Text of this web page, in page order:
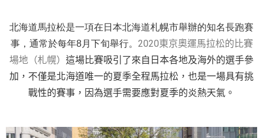
北海道馬拉松是一項在日本北海道札幌市舉辦的知名長跑賽
事，通常於每年8月下旬舉行。 2020東京奧運馬拉松的比賽
場地（札幌） 這場比賽吸引了來自日本各地及海外的選手參
加，不僅是北海道唯一的夏季全程馬拉松，也是一場具有挑
戰性的賽事，因為選手需要應對夏季的炎熱天氣。